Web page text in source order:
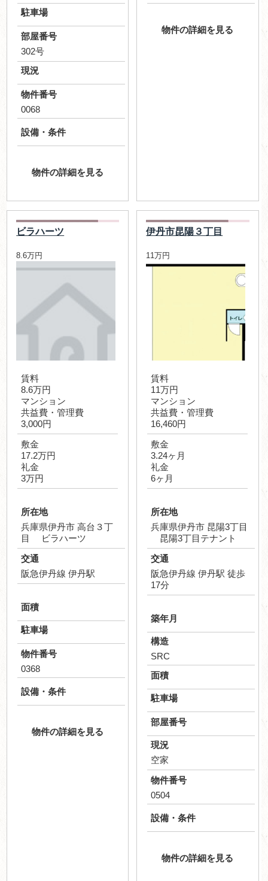
駐車場
部屋番号
302号
現況
物件番号
0068
設備・条件
物件の詳細を見る
物件の詳細を見る
ビラハーツ
8.6万円
賃料
8.6万円
マンション
共益費・管理費
3,000円
敷金
17.2万円
礼金
3万円
所在地
兵庫県伊丹市 高台３丁
目 ビラハーツ
交通
阪急伊丹線 伊丹駅
面積
駐車場
物件番号
0368
設備・条件
物件の詳細を見る
伊丹市昆陽３丁目
11万円
賃料
11万円
マンション
共益費・管理費
16,460円
敷金
3.24ヶ月
礼金
6ヶ月
所在地
兵庫県伊丹市 昆陽3丁目
昆陽3丁目テナント
交通
阪急伊丹線 伊丹駅 徒歩
17分
築年月
構造
SRC
面積
駐車場
部屋番号
現況
空家
物件番号
0504
設備・条件
物件の詳細を見る